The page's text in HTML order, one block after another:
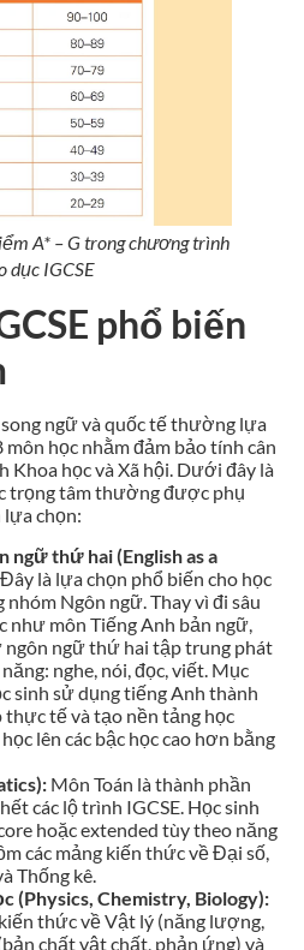
A* – G trong chương trình
dục IGCSE
phổ biến
ngữ và quốc tế thường lựa
học nhằm đảm bảo tính cân
Khoa học và Xã hội. Dưới đây là
trọng tâm thường được phụ
lựa chọn:
ngữ thứ hai (English as a
Đây là lựa chọn phổ biến cho học
Ngôn ngữ. Thay vì đi sâu
như môn Tiếng Anh bản ngữ,
ngôn ngữ thứ hai tập trung phát
nghe, nói, đọc, viết. Mục
sinh sử dụng tiếng Anh thành
tế và tạo nền tảng học
lên các bậc học cao hơn bằng
Môn Toán là thành phần
các lộ trình IGCSE. Học sinh
hoặc extended tùy theo năng
các mảng kiến thức về Đại số,
Thống kê.
(Physics, Chemistry, Biology):
thức về Vật lý (năng lượng,
chất vật chất, phản ứng) và